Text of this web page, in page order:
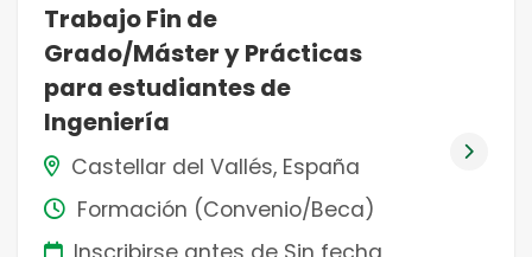
Trabajo Fin de
Grado/Máster y Prácticas
para estudiantes de
Ingeniería
Castellar del Vallés, España
Formación (Convenio/Beca)